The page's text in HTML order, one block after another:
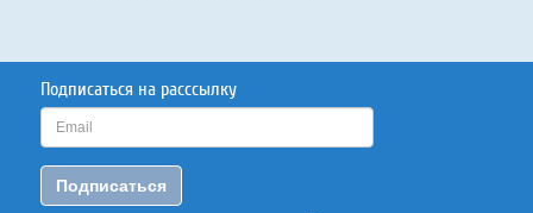
Подписаться на расссылку
Подписаться